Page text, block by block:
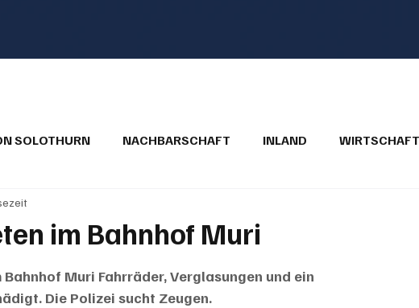
SOLOTHURN NACHBARSCHAFT INLAND WIRTSCHAFT
LESERBRIEFE
im Bahnhof Muri
Muri Fahrräder, Verglasungen und ein
Die Polizei sucht Zeugen.